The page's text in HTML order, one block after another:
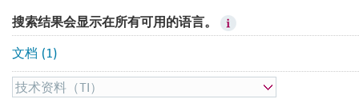
搜索结果会显示在所有可用的语言。
文档 (1)